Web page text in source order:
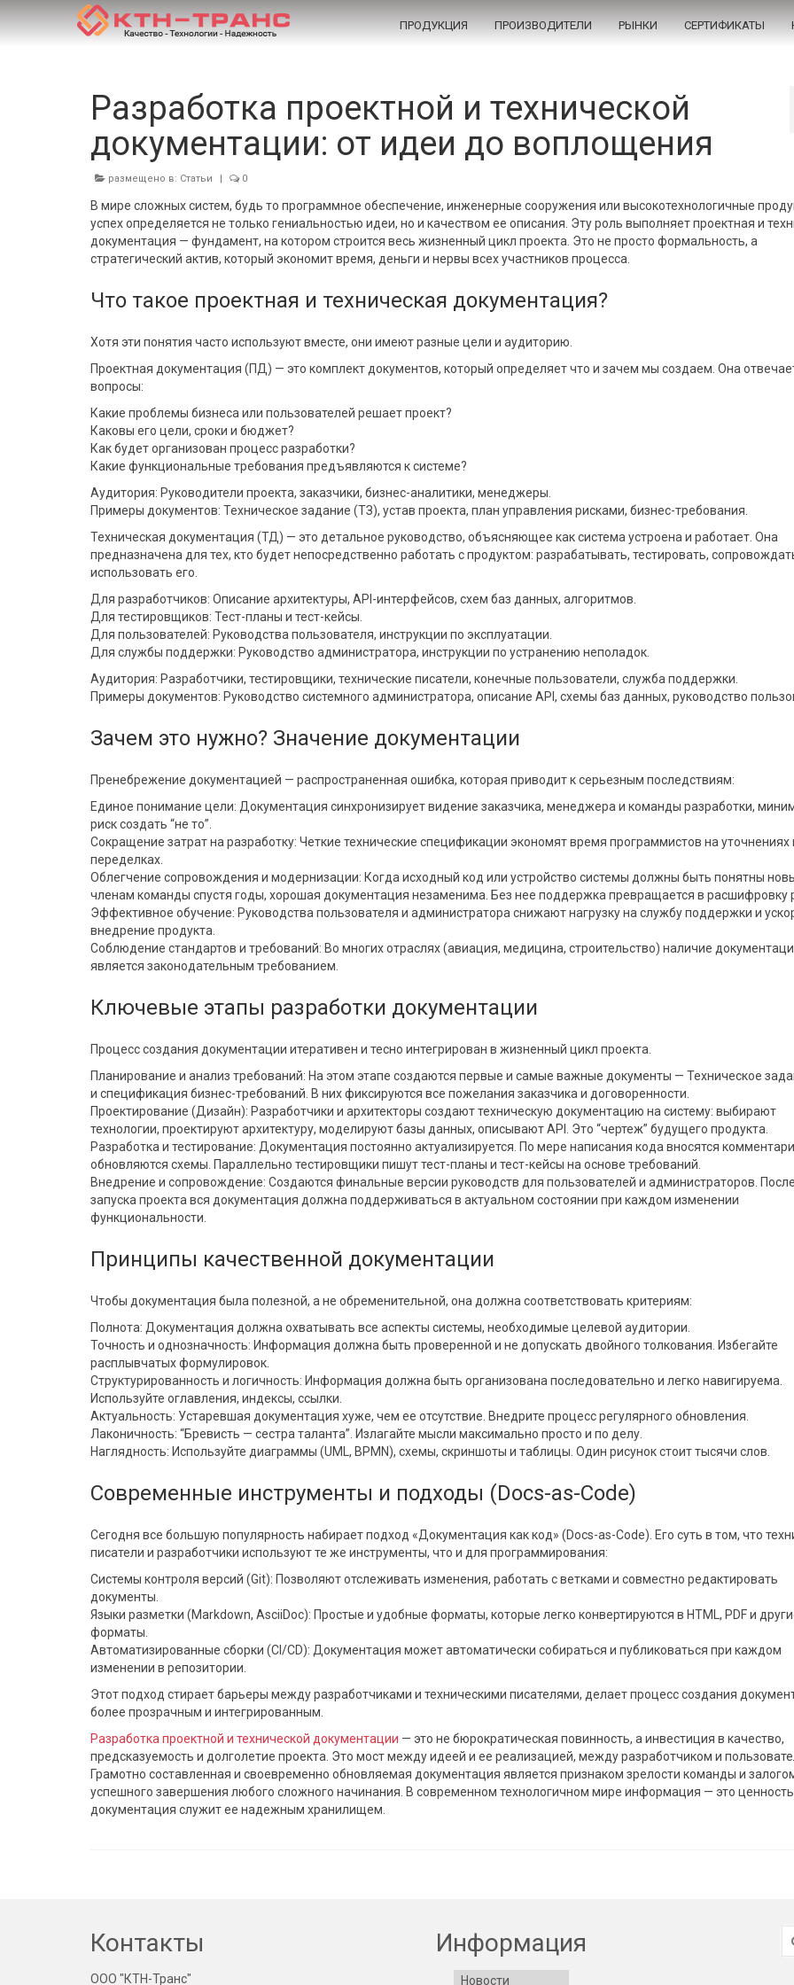
ПРОДУКЦИЯ ПРОИЗВОДИТЕЛИ РЫНКИ СЕРТИФИКАТЫ
Разработка проектной и технической
документации: от идеи до воплощения
размещено в: Статьи 0
В мире сложных систем, будь то программное обеспечение, инженерные сооружения или высокотехнологичные
успех определяется не только гениальностью идеи, но и качеством ее описания. Эту роль выполняет проектная и
документация — фундамент, на котором строится весь жизненный цикл проекта. Это не просто формальность, а
стратегический актив, который экономит время, деньги и нервы всех участников процесса.
Что такое проектная и техническая документация?
Хотя эти понятия часто используют вместе, они имеют разные цели и аудиторию.
Проектная документация (ПД) — это комплект документов, который определяет что и зачем мы создаем. Она
вопросы:
Какие проблемы бизнеса или пользователей решает проект?
Каковы его цели, сроки и бюджет?
Как будет организован процесс разработки?
Какие функциональные требования предъявляются к системе?
Аудитория: Руководители проекта, заказчики, бизнес-аналитики, менеджеры.
Примеры документов: Техническое задание (ТЗ), устав проекта, план управления рисками, бизнес-требования.
Техническая документация (ТД) — это детальное руководство, объясняющее как система устроена и работает. Она
предназначена для тех, кто будет непосредственно работать с продуктом: разрабатывать, тестировать,
использовать его.
Для разработчиков: Описание архитектуры, API-интерфейсов, схем баз данных, алгоритмов.
Для тестировщиков: Тест-планы и тест-кейсы.
Для пользователей: Руководства пользователя, инструкции по эксплуатации.
Для службы поддержки: Руководство администратора, инструкции по устранению неполадок.
Аудитория: Разработчики, тестировщики, технические писатели, конечные пользователи, служба поддержки.
Примеры документов: Руководство системного администратора, описание API, схемы баз данных, руководство
Зачем это нужно? Значение документации
Пренебрежение документацией — распространенная ошибка, которая приводит к серьезным последствиям:
Единое понимание цели: Документация синхронизирует видение заказчика, менеджера и команды разработки,
риск создать “не то”.
Сокращение затрат на разработку: Четкие технические спецификации экономят время программистов на уточнениях
переделках.
Облегчение сопровождения и модернизации: Когда исходный код или устройство системы должны быть понятны
членам команды спустя годы, хорошая документация незаменима. Без нее поддержка превращается в расшифровку
Эффективное обучение: Руководства пользователя и администратора снижают нагрузку на службу поддержки и
внедрение продукта.
Соблюдение стандартов и требований: Во многих отраслях (авиация, медицина, строительство) наличие
является законодательным требованием.
Ключевые этапы разработки документации
Процесс создания документации итеративен и тесно интегрирован в жизненный цикл проекта.
Планирование и анализ требований: На этом этапе создаются первые и самые важные документы — Техническое
и спецификация бизнес-требований. В них фиксируются все пожелания заказчика и договоренности.
Проектирование (Дизайн): Разработчики и архитекторы создают техническую документацию на систему: выбирают
технологии, проектируют архитектуру, моделируют базы данных, описывают API. Это “чертеж” будущего продукта.
Разработка и тестирование: Документация постоянно актуализируется. По мере написания кода вносятся
обновляются схемы. Параллельно тестировщики пишут тест-планы и тест-кейсы на основе требований.
Внедрение и сопровождение: Создаются финальные версии руководств для пользователей и администраторов. После
запуска проекта вся документация должна поддерживаться в актуальном состоянии при каждом изменении
функциональности.
Принципы качественной документации
Чтобы документация была полезной, а не обременительной, она должна соответствовать критериям:
Полнота: Документация должна охватывать все аспекты системы, необходимые целевой аудитории.
Точность и однозначность: Информация должна быть проверенной и не допускать двойного толкования. Избегайте
расплывчатых формулировок.
Структурированность и логичность: Информация должна быть организована последовательно и легко навигируема.
Используйте оглавления, индексы, ссылки.
Актуальность: Устаревшая документация хуже, чем ее отсутствие. Внедрите процесс регулярного обновления.
Лаконичность: “Бревисть — сестра таланта”. Излагайте мысли максимально просто и по делу.
Наглядность: Используйте диаграммы (UML, BPMN), схемы, скриншоты и таблицы. Один рисунок стоит тысячи слов.
Современные инструменты и подходы (Docs-as-Code)
Сегодня все большую популярность набирает подход «Документация как код» (Docs-as-Code). Его суть в том, что
писатели и разработчики используют те же инструменты, что и для программирования:
Системы контроля версий (Git): Позволяют отслеживать изменения, работать с ветками и совместно редактировать
документы.
Языки разметки (Markdown, AsciiDoc): Простые и удобные форматы, которые легко конвертируются в HTML, PDF и
форматы.
Автоматизированные сборки (CI/CD): Документация может автоматически собираться и публиковаться при каждом
изменении в репозитории.
Этот подход стирает барьеры между разработчиками и техническими писателями, делает процесс создания
более прозрачным и интегрированным.
Разработка проектной и технической документации — это не бюрократическая повинность, а инвестиция в качество,
предсказуемость и долголетие проекта. Это мост между идеей и ее реализацией, между разработчиком и
Грамотно составленная и своевременно обновляемая документация является признаком зрелости команды и
успешного завершения любого сложного начинания. В современном технологичном мире информация — это
документация служит ее надежным хранилищем.
Контакты
ООО "КТН-Транс"
Информация
Новости